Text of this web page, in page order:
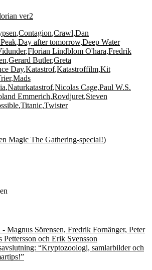
,Contagion,Crawl,Dan
,Day after tomorrow,Deep Water
,Florian Lindblom O'hara,Fredrik
,Gerard Butler,Greta
Day,Katastrof,Katastroffilm,Kit
,Mads
,Naturkatastrof,Nicolas Cage,Paul W.S.
Emmerich,Rovdjuret,Steven
,Titanic,Twister
Magic The Gathering-special!)
“Kryptozoologi, samlarbilder och